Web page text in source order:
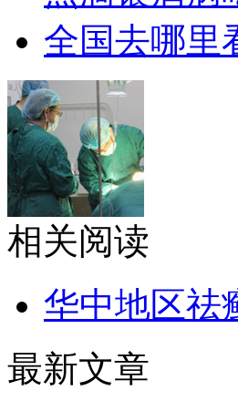
全国去哪里
相关阅读
华中地区祛
最新文章